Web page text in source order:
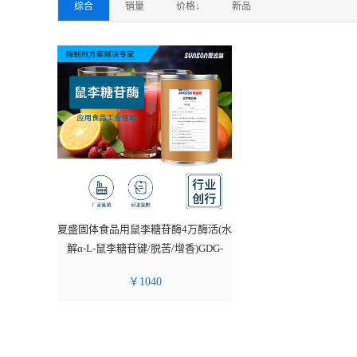
综合 销量 价格↓ 新品
夏盛固体食品用鼠李糖苷酶4万酶活(水
解α-L-鼠李糖苷键/脱苦/增香)GDG-
￥ 1040